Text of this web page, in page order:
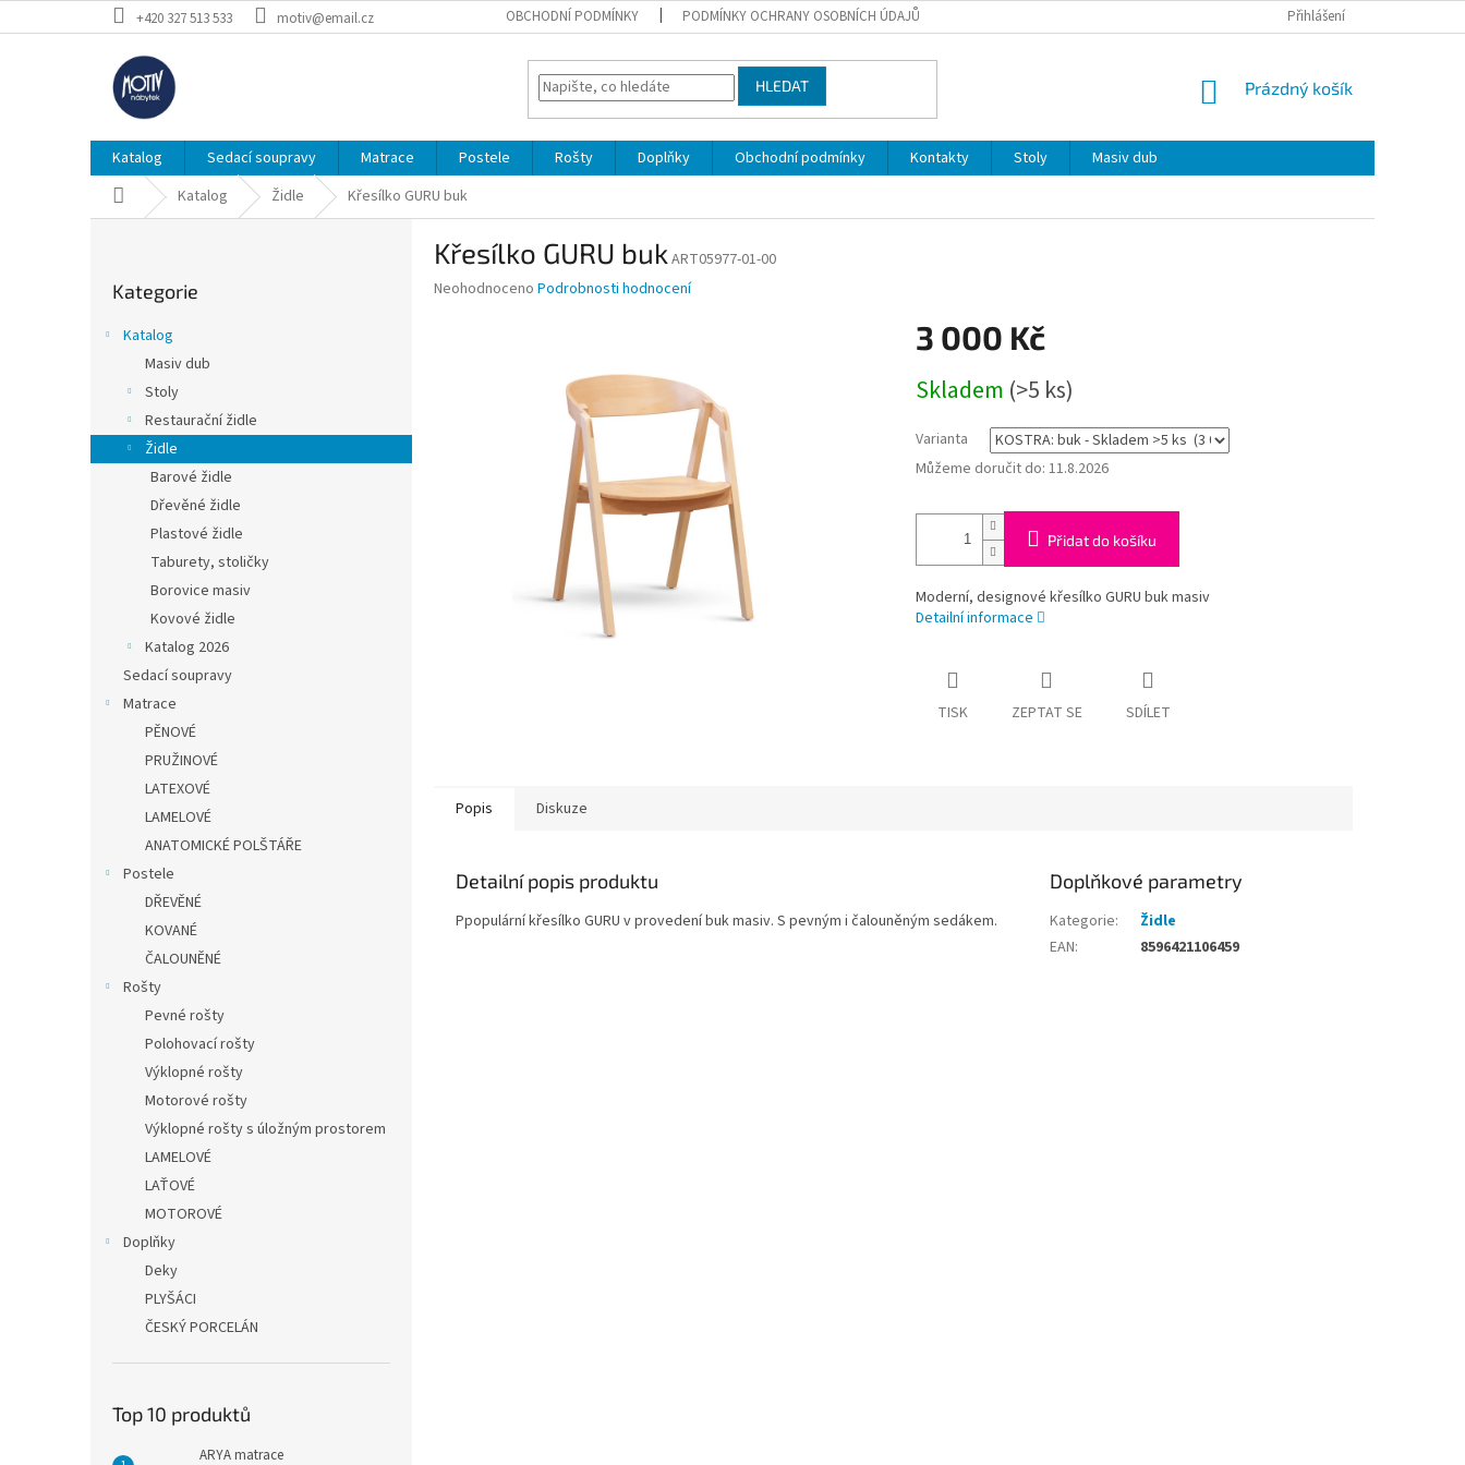
na
+420 327 513 533 motiv@email.cz OBCHODNÍ PODMÍNKY PODMÍNKY OCHRANY OSOBNÍCH ÚDAJŮ Přihlášení
HLEDAT
NÁKUPNÍ
Prázdný košík
Katalog Sedací soupravy Matrace Postele Rošty Doplňky Obchodní podmínky Kontakty Stoly
Masiv dub
Domů Katalog Židle Křesílko GURU buk
a
kategorie
Kategorie
Katalog
Masiv dub
Stoly
Restaurační židle
Židle
Barové židle
Dřevěné židle
Plastové židle
Taburety, stoličky
Borovice masiv
Kovové židle
Katalog 2026
Sedací soupravy
Matrace
PĚNOVÉ
PRUŽINOVÉ
LATEXOVÉ
LAMELOVÉ
ANATOMICKÉ POLŠTÁŘE
Postele
DŘEVĚNÉ
KOVANÉ
ČALOUNĚNÉ
Rošty
Pevné rošty
Polohovací rošty
Výklopné rošty
Motorové rošty
Výklopné rošty s úložným prostorem
LAMELOVÉ
LAŤOVÉ
MOTOROVÉ
Doplňky
Deky
PLYŠÁCI
ČESKÝ PORCELÁN
Top 10 produktů
ARYA matrace
Křesílko GURU buk ART05977-01-00
Průměrné
Neohodnoceno Podrobnosti hodnocení
3 000 Kč
cena:
Skladem (>5 ks)
Varianta
Můžeme doručit do: 11.8.2026
Přidat do košíku
Moderní, designové křesílko GURU buk masiv
Detailní informace
TISK ZEPTAT SE SDÍLET
Popis Diskuze
Detailní popis produktu
Ppopulární křesílko GURU v provedení buk masiv. S pevným i čalouněným sedákem.
Doplňkové parametry
Kategorie:
Židle
EAN: 8596421106459